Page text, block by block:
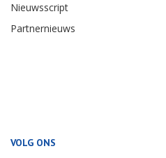
Nieuwsscript
Partnernieuws
VOLG ONS